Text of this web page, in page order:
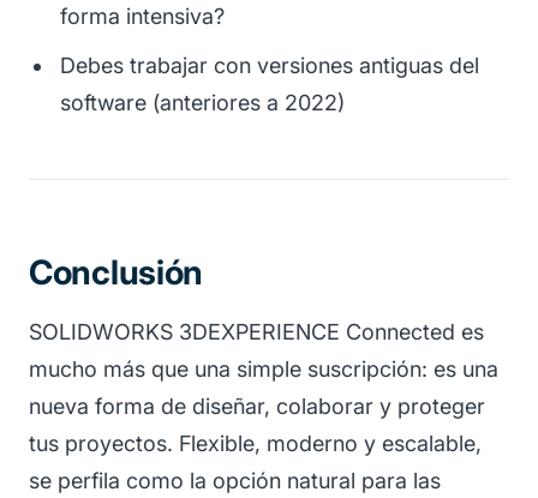
forma intensiva?
Debes trabajar con versiones antiguas del
software (anteriores a 2022)
Conclusión
SOLIDWORKS 3DEXPERIENCE Connected es
mucho más que una simple suscripción: es una
nueva forma de diseñar, colaborar y proteger
tus proyectos. Flexible, moderno y escalable,
se perfila como la opción natural para las